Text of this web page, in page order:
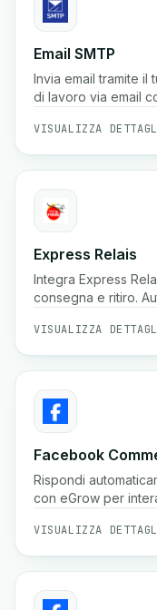
Email SMTP
Invia email tramite il
di lavoro via email
VISUALIZZA
Express Relais
Integra Express
consegna e ritiro.
VISUALIZZA
Facebook
Rispondi
con eGrow per
VISUALIZZA